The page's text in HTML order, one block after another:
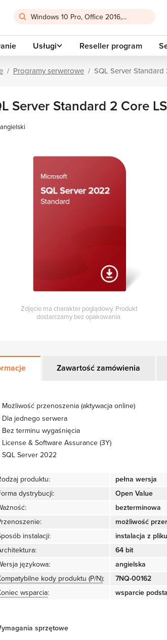
Usługi Reseller program
Programy serwerowe SQL Server
Server Standard 2 Core
angielski
Zdjęcie ma charakter poglądowy. Produkt
dostarczamy bez opakowania.
Zawartość zamówienia
Możliwość przenoszenia (aktywacja online)
Dla jednego serwera
Bez terminu wygaśnięcia
License & Software Assurance (3Y)
SQL Server 2022
produktu:
pełna wersja
dystrybucji:
Open Value
bezterminowa
możliwość
instalacji:
instalacja z
64 bit
językowa:
angielska
kody produktu (P/N):
7NQ-00162
wsparcia: wsparcie
sprzętowe